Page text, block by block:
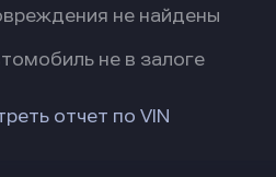
не найдены
не в залоге
отчет по VIN